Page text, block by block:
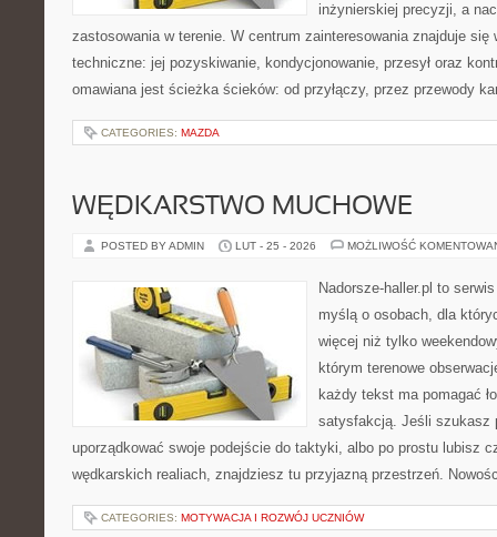
inżynierskiej precyzji, a
zastosowania w terenie. W centrum zainteresowania znajduje się
techniczne: jej pozyskiwanie, kondycjonowanie, przesył oraz
omawiana jest ścieżka ścieków: od przyłączy, przez przewody
CATEGORIES: MAZDA
WĘDKARSTWO MUCHOWE
POSTED BY ADMIN LUT - 25 - 2026 MOŻLIWOŚĆ
Nadorsze-haller.pl to
myślą o osobach, dla
więcej niż tylko
którym terenowe
każdy tekst ma pomagać
satysfakcją. Jeśli szukasz
uporządkować swoje podejście do taktyki, albo po prostu lubisz
wędkarskich realiach, znajdziesz tu przyjazną przestrzeń.
CATEGORIES: MOTYWACJA I ROZWÓJ UCZNIÓW